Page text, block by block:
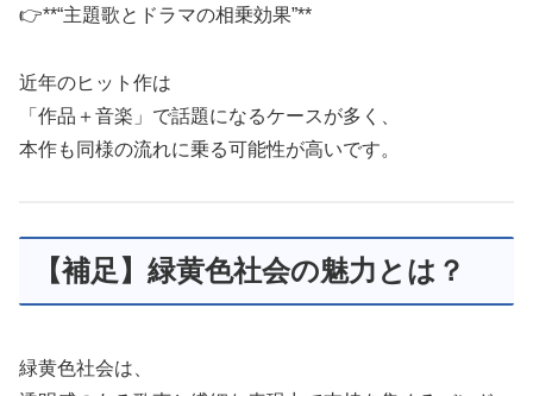
👉**“主題歌とドラマの相乗効果”**
近年のヒット作は
「作品＋音楽」で話題になるケースが多く、
本作も同様の流れに乗る可能性が高いです。
【補足】緑黄色社会の魅力とは？
緑黄色社会は、